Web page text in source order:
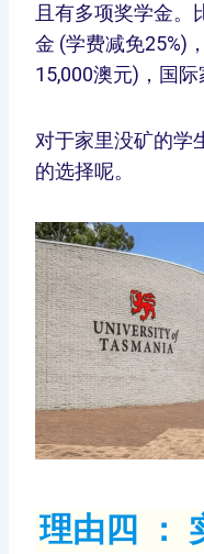
且有多项奖学金。
金 (学费减免25%)
15,000澳元)，国际
对于家里没矿的学
的选择呢。
理由四 ：